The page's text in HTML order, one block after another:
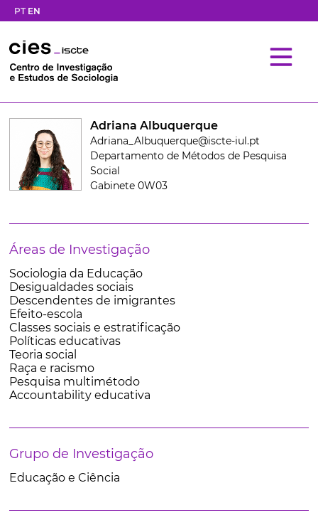
PT EN
Adriana Albuquerque
Adriana_Albuquerque@iscte-iul.pt
Departamento de Métodos de Pesquisa
Social
Gabinete 0W03
Áreas de Investigação
Sociologia da Educação
Desigualdades sociais
Descendentes de imigrantes
Efeito-escola
Classes sociais e estratificação
Políticas educativas
Teoria social
Raça e racismo
Pesquisa multimétodo
Accountability educativa
Grupo de Investigação
Educação e Ciência